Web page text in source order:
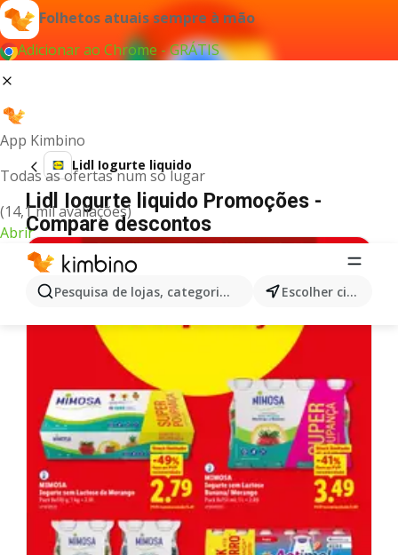
Folhetos atuais sempre à mão
Adicionar ao Chrome - GRÁTIS
App Kimbino
Todas as ofertas num só lugar
(14,1 mil avaliações)
Abrir
Pesquisa de lojas, categorias,produtos... Escolher cidade
Lidl Iogurte liquido
Lidl Iogurte liquido Promoções -
Compare descontos